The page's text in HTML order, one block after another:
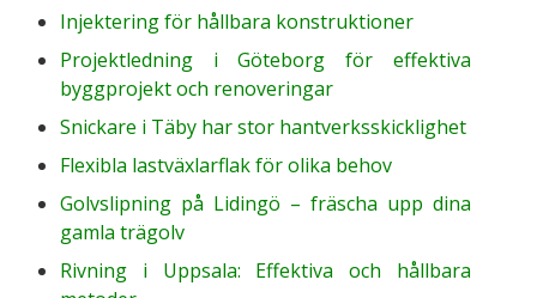
Injektering för hållbara konstruktioner
Projektledning i Göteborg för effektiva
byggprojekt och renoveringar
Snickare i Täby har stor hantverksskicklighet
Flexibla lastväxlarflak för olika behov
Golvslipning på Lidingö – fräscha upp dina
gamla trägolv
Rivning i Uppsala: Effektiva och hållbara